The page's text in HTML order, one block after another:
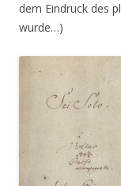
dem Eindruck des
wurde…)